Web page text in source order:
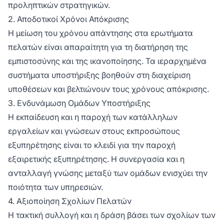
προληπτικών στρατηγικών.
2. Αποδοτικοί Χρόνοι Απόκρισης
Η μείωση του χρόνου απάντησης στα ερωτήματα
πελατών είναι απαραίτητη για τη διατήρηση της
εμπιστοσύνης και της ικανοποίησης. Τα ιεραρχημένα
συστήματα υποστήριξης βοηθούν στη διαχείριση
υποθέσεων και βελτιώνουν τους χρόνους απόκρισης.
3. Ενδυνάμωση Ομάδων Υποστήριξης
Η εκπαίδευση και η παροχή των κατάλληλων
εργαλείων και γνώσεων στους εκπροσώπους
εξυπηρέτησης είναι το κλειδί για την παροχή
εξαιρετικής εξυπηρέτησης. Η συνεργασία και η
ανταλλαγή γνώσης μεταξύ των ομάδων ενισχύει την
ποιότητα των υπηρεσιών.
4. Αξιοποίηση Σχολίων Πελατών
Η τακτική συλλογή και η δράση βάσει των σχολίων των